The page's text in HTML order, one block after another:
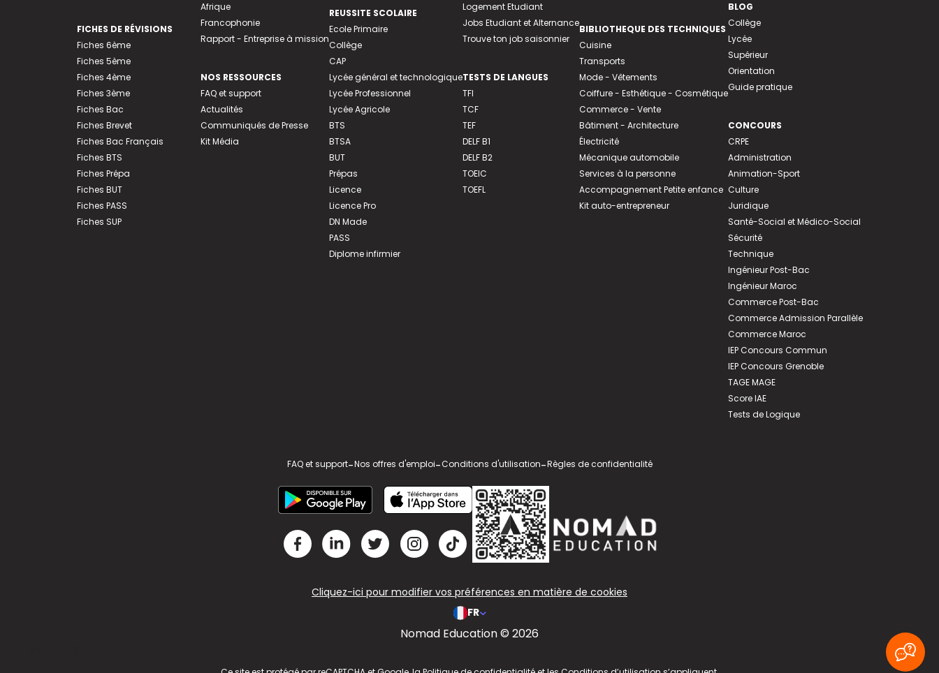
FICHES DE RÉVISIONS
Fiches 6ème
Fiches 5ème
Fiches 4ème
Fiches 3ème
Fiches Bac
Fiches Brevet
Fiches Bac Français
Fiches BTS
Fiches Prépa
Fiches BUT
Fiches PASS
Fiches SUP
Afrique
Francophonie
Rapport - Entreprise à mission
NOS RESSOURCES
FAQ et support
Actualités
Communiqués de Presse
Kit Média
REUSSITE SCOLAIRE
Ecole Primaire
Collège
CAP
Lycée général et technologique
Lycée Professionnel
Lycée Agricole
BTS
BTSA
BUT
Prépas
Licence
Licence Pro
DN Made
PASS
Diplome infirmier
Logement Etudiant
Jobs Etudiant et Alternance
Trouve ton job saisonnier
TESTS DE LANGUES
TFI
TCF
TEF
DELF B1
DELF B2
TOEIC
TOEFL
BIBLIOTHEQUE DES TECHNIQUES
Cuisine
Transports
Mode - Vêtements
Coiffure - Esthétique - Cosmétique
Commerce - Vente
Bâtiment - Architecture
Électricité
Mécanique automobile
Services à la personne
Accompagnement Petite enfance
Kit auto-entrepreneur
BLOG
Collège
Lycée
Supérieur
Orientation
Guide pratique
CONCOURS
CRPE
Administration
Animation-Sport
Culture
Juridique
Santé-Social et Médico-Social
Sécurité
Technique
Ingénieur Post-Bac
Ingénieur Maroc
Commerce Post-Bac
Commerce Admission Parallèle
Commerce Maroc
IEP Concours Commun
IEP Concours Grenoble
TAGE MAGE
Score IAE
Tests de Logique
FAQ et support-Nos offres d'emploi-Conditions d'utilisation-Règles de confidentialité
Cliquez-ici pour modifier vos préférences en matière de cookies
FR
Nomad Education © 2026